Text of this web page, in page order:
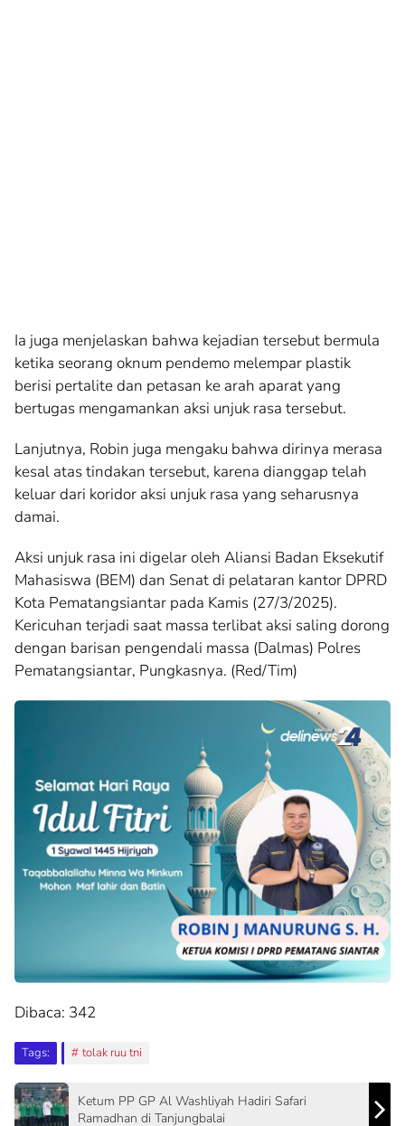
Ia juga menjelaskan bahwa kejadian tersebut bermula
ketika seorang oknum pendemo melempar plastik
berisi pertalite dan petasan ke arah aparat yang
bertugas mengamankan aksi unjuk rasa tersebut.
Lanjutnya, Robin juga mengaku bahwa dirinya merasa
kesal atas tindakan tersebut, karena dianggap telah
keluar dari koridor aksi unjuk rasa yang seharusnya
damai.
Aksi unjuk rasa ini digelar oleh Aliansi Badan Eksekutif
Mahasiswa (BEM) dan Senat di pelataran kantor DPRD
Kota Pematangsiantar pada Kamis (27/3/2025).
Kericuhan terjadi saat massa terlibat aksi saling dorong
dengan barisan pengendali massa (Dalmas) Polres
Pematangsiantar, Pungkasnya. (Red/Tim)
Dibaca: 342
Tags: tolak ruu tni
Ketum PP GP Al Washliyah Hadiri Safari
Ramadhan di Tanjungbalai